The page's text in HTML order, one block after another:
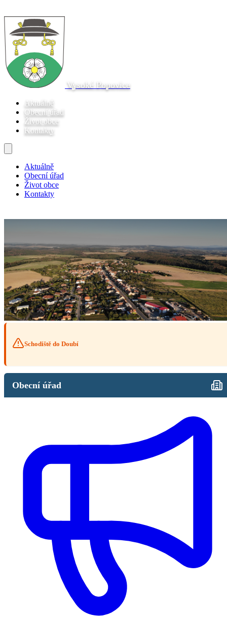
Vysoké Popovice
Aktuálně
Obecní úřad
Život obce
Kontakty
Aktuálně
Obecní úřad
Život obce
Kontakty
Schodiště do Doubí
Obecní úřad